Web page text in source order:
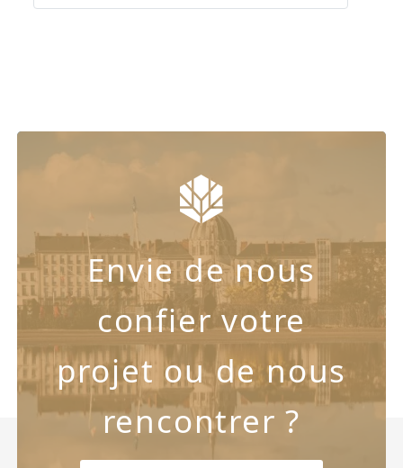
Envie de nous
confier votre
projet ou de nous
rencontrer ?